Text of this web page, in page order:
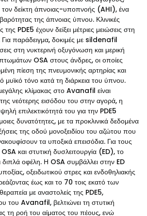
τον δείκτη άπνοιας-υποπνοής (AHI), ένα
της άπνοιας ύπνου. Κλινικές
της PDE5 έχουν δείξει μέτριες μειώσεις στη
παράδειγμα, δοκιμές με sildenafil
στη νυκτερινή οξυγόνωση και μερική
OSA στους άνδρες, οι οποίες
πίεση της πνευμονικής αρτηρίας και
μυϊκό τόνο κατά τη διάρκεια του ύπνου.
κλίμακας στο Avanafil είναι
νεότερης εισόδου του στην αγορά, η
επιλεκτικότητά του για την PDE5
δυνατότητες, με τα προκλινικά δεδομένα
της οδού μονοξειδίου του αζώτου που
τα υποξικά επεισόδια. Για τους
και στυτική δυσλειτουργία (ED), το
οφέλη. Η OSA συμβάλλει στην ED
οξειδωτικού στρες και ενδοθηλιακής
έως και το 70 τοις εκατό των
με αναστολείς της PDE5,
του Avanafil, βελτιώνει τη στυτική
τη ροή του αίματος του πέους, ενώ